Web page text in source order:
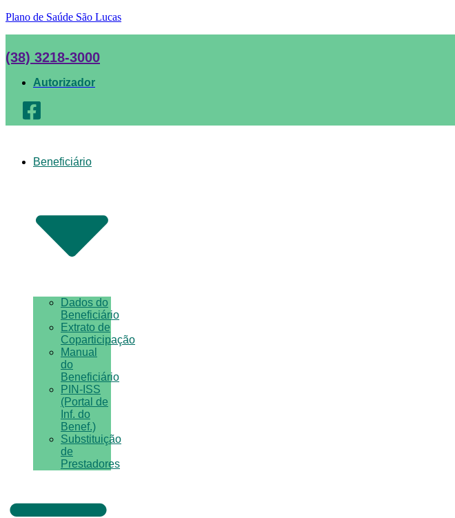
Plano de Saúde São Lucas
(38) 3218-3000
Autorizador
Beneficiário
Dados do
Beneficiário
Extrato de
Coparticipação
Manual
do
Beneficiário
PIN-ISS
(Portal de
Inf. do
Benef.)
Substituição
de
Prestadores